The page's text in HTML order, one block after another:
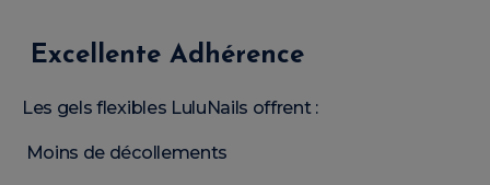
Excellente Adhérence
Les gels flexibles LuluNails offrent :
Moins de décollements